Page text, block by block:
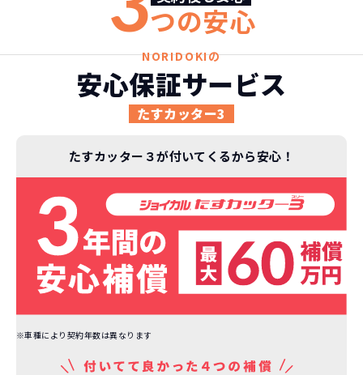
れています。
もちろん、その人によりますが、最新型
く、人にも自慢できます！
つの安心
NORIDOKIの
安心保証サービス
たすカッター3
たすカッター３が付いてくるから安心！
※車種により契約年数は異なります